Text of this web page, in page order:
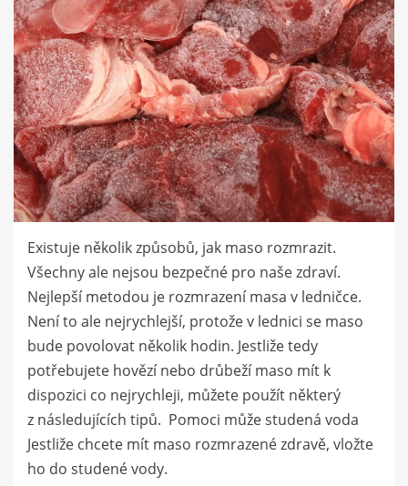
Existuje několik způsobů, jak maso rozmrazit.
Všechny ale nejsou bezpečné pro naše zdraví.
Nejlepší metodou je rozmrazení masa v ledničce.
Není to ale nejrychlejší, protože v lednici se maso
bude povolovat několik hodin. Jestliže tedy
potřebujete hovězí nebo drůbeží maso mít k
dispozici co nejrychleji, můžete použít některý
z následujících tipů. Pomoci může studená voda
Jestliže chcete mít maso rozmrazené zdravě, vložte
ho do studené vody.